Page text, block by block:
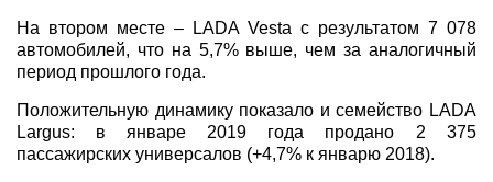
На втором месте – LADA Vesta с результатом 7 078
автомобилей, что на 5,7% выше, чем за аналогичный
период прошлого года.
Положительную динамику показало и семейство LADA
Largus: в январе 2019 года продано 2 375
пассажирских универсалов (+4,7% к январю 2018).